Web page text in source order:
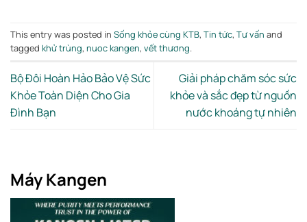
This entry was posted in Sống khỏe cùng KTB, Tin tức, Tư vấn and
tagged khử trùng, nuoc kangen, vết thương.
Bộ Đôi Hoàn Hảo Bảo Vệ Sức
Khỏe Toàn Diện Cho Gia
Đình Bạn
Giải pháp chăm sóc sức
khỏe và sắc đẹp từ nguồn
nước khoáng tự nhiên
Máy Kangen